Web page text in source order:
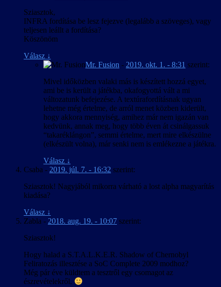
Sziasztok,
INFRA fordítása be lesz fejezve (legalább a szöveges), vagy
teljesen leállt a fordítása?
Köszönöm
Válasz ↓
Mr. Fusion - 2019. okt. 1. - 8:31 szerint:
Mivel időközben valaki más is készített hozzá egyet,
ami be is került a játékba, okafogyottá vált a mi
változatunk befejezése. A textúrafordításnak ugyan
lehetne még értelme, de arról menet közben kiderült,
hogy akkora mennyiség, amihez már nem igazán van
kedvünk, annak meg, hogy több éven át csinálgassuk
“takaréklángon”, semmi értelme, mert mire elkészülne
(elkészült volna), már senki nem is emlékezne a játékra.
Válasz ↓
Csaba - 2019. júl. 7. - 16:32 szerint:
Sziasztok! Nagyjából mikorra várható a lost alpha magyarítás
kiadása?
Válasz ↓
Zabla - 2018. aug. 19. - 10:07 szerint:
Sziasztok!
Hogy halad a S.T.A.L.K.E.R. Shadow of Chernobyl
Feliratozás illesztése a SoC Complete 2009 modhoz?
Még pár éve küldtem a tesztről egy csomagot az
észrevételekről.